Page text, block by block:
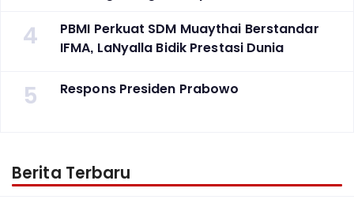
4
PBMI Perkuat SDM Muaythai Berstandar
IFMA, LaNyalla Bidik Prestasi Dunia
5 Respons Presiden Prabowo
Berita Terbaru